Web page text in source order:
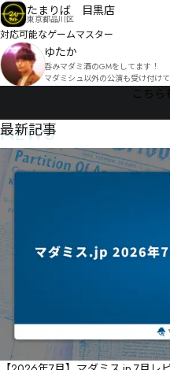
たまりば 目黒店
東京都品川区
対応可能なゲームマスター
ゆたか
呑みマダミ酒のGMをしてます！
マダミシュ以外の公演も受け付け
声の大きさが自慢です！ こちら
NEWS
最新記事